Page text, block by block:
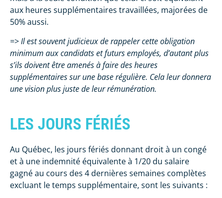
aux heures supplémentaires travaillées, majorées de
50% aussi.
=> Il est souvent judicieux de rappeler cette obligation
minimum aux candidats et futurs employés, d’autant plus
s’ils doivent être amenés à faire des heures
supplémentaires sur une base régulière. Cela leur donnera
une vision plus juste de leur rémunération.
LES JOURS FÉRIÉS
Au Québec, les jours fériés donnant droit à un congé
et à une indemnité équivalente à 1/20 du salaire
gagné au cours des 4 dernières semaines complètes
excluant le temps supplémentaire, sont les suivants :